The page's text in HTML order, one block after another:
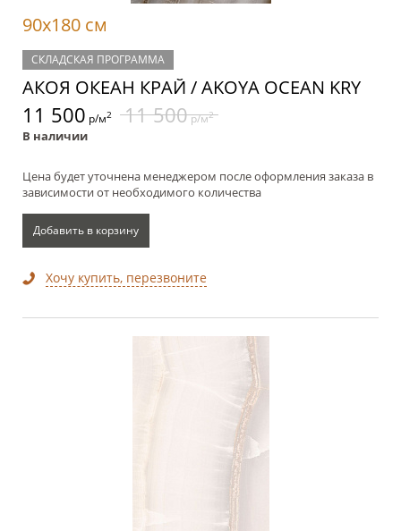
90x180 см
СКЛАДСКАЯ ПРОГРАММА
АКОЯ ОКЕАН КРАЙ / AKOYA OCEAN KRY
11 500 р/м2 11 500р/м2
В наличии
Цена будет уточнена менеджером после оформления заказа в
зависимости от необходимого количества
Добавить в корзину
Хочу купить, перезвоните